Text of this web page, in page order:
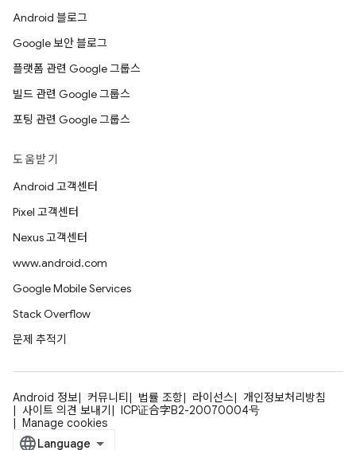
Android 블로그
Google 보안 블로그
플랫폼 관련 Google 그룹스
빌드 관련 Google 그룹스
포팅 관련 Google 그룹스
도움받기
Android 고객센터
Pixel 고객센터
Nexus 고객센터
www.android.com
Google Mobile Services
Stack Overflow
문제 추적기
Android 정보 커뮤니티 법률 조항 라이선스
개인정보처리방침
사이트 의견 보내기
ICP证合字B2-20070004号
Manage cookies